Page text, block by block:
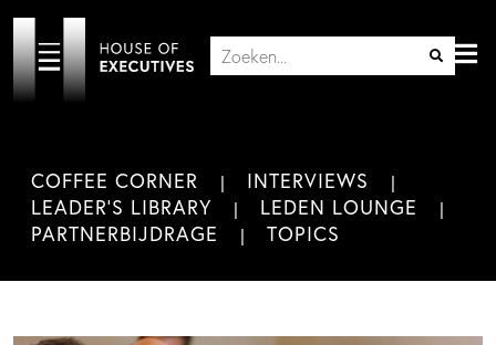
COFFEE CORNER
INTERVIEWS
LEADER'S LIBRARY
LEDEN LOUNGE
PARTNERBIJDRAGE
TOPICS